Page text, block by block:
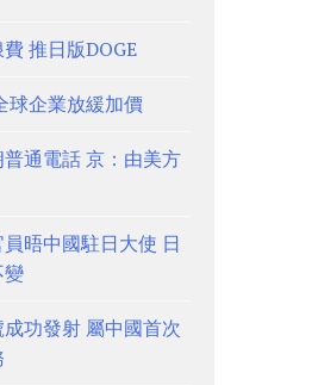
推日版DOGE
球企業放緩加價
通電話 京：由美方
晤中國駐日大使 日
功發射 屬中國首次